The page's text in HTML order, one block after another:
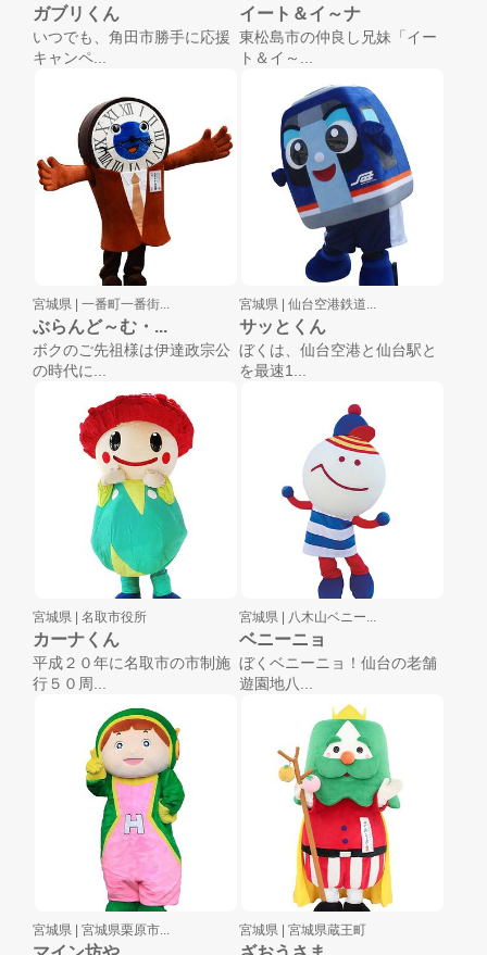
ガブリくん
いつでも、角田市勝手に応援
キャンペ...
イート＆イ～ナ
東松島市の仲良し兄妹「イー
ト＆イ～...
宮城県 | 一番町一番街...
ぶらんど～む・...
ボクのご先祖様は伊達政宗公
の時代に...
宮城県 | 仙台空港鉄道...
サッとくん
ぼくは、仙台空港と仙台駅と
を最速1...
宮城県 | 名取市役所
カーナくん
平成２０年に名取市の市制施
行５０周...
宮城県 | 八木山ベニー...
ベニーニョ
ぼくベニーニョ！仙台の老舗
遊園地八...
宮城県 | 宮城県栗原市... 宮城県 | 宮城県蔵王町